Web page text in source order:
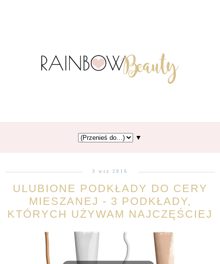
▼
3 wrz 2016
ULUBIONE PODKŁADY DO CERY
MIESZANEJ - 3 PODKŁADY,
KTÓRYCH UŻYWAM NAJCZĘŚCIEJ